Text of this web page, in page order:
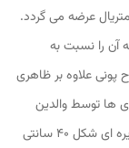
عرضه می گردد.
آن را نسبت به
پونی علاوه بر ظاهری
ها توسط والدین
است. این محصول با وزن سبک ، حمل آسان و کاور دایره ای شکل 40 سانتی